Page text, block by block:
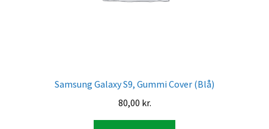
Samsung Galaxy S9, Gummi Cover (Blå)
80,00 kr.